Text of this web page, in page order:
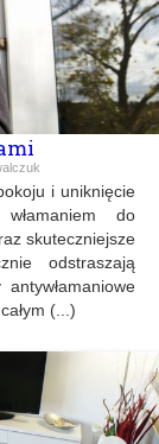
i uniknięcie
do
skuteczniejsze
odstraszają
(...)